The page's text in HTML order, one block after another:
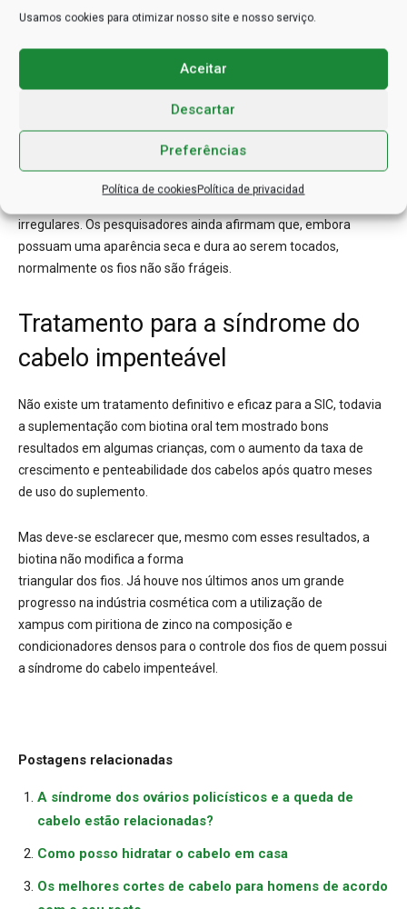
Usamos cookies para otimizar nosso site e nosso serviço.
Aceitar
Descartar
Preferências
Política de cookiesPolítica de privacidad
compreender mais sobre o crescimento normal dos fios e a
importância de diferentes proteínas para controlar a forma e a
aparência do cabelo. Por exemplo, hoje é possível explicar por
que as mudanças no gene PAD3 podem alterar a forma do
cabelo descobrindo mais sobre como ele funciona no folículo
capilar. Uma publicação no Anais Brasileiros de Dermatologia
mostrou que metade dos fios de quem possui a síndrome do
cabelo impenteável são triangulares, reniformes (com formato
irregulares. Os pesquisadores ainda afirmam que, embora
possuam uma aparência seca e dura ao serem tocados,
normalmente os fios não são frágeis.
Tratamento para a síndrome do
cabelo impenteável
Não existe um tratamento definitivo e eficaz para a SIC, todavia
a suplementação com biotina oral tem mostrado bons
resultados em algumas crianças, com o aumento da taxa de
crescimento e penteabilidade dos cabelos após quatro meses
de uso do suplemento.
Mas deve-se esclarecer que, mesmo com esses resultados, a
biotina não modifica a forma
triangular dos fios. Já houve nos últimos anos um grande
progresso na indústria cosmética com a utilização de
xampus com piritiona de zinco na composição e
condicionadores densos para o controle dos fios de quem possui
a síndrome do cabelo impenteável.
Postagens relacionadas
A síndrome dos ovários policísticos e a queda de
cabelo estão relacionadas?
Como posso hidratar o cabelo em casa
Os melhores cortes de cabelo para homens de acordo